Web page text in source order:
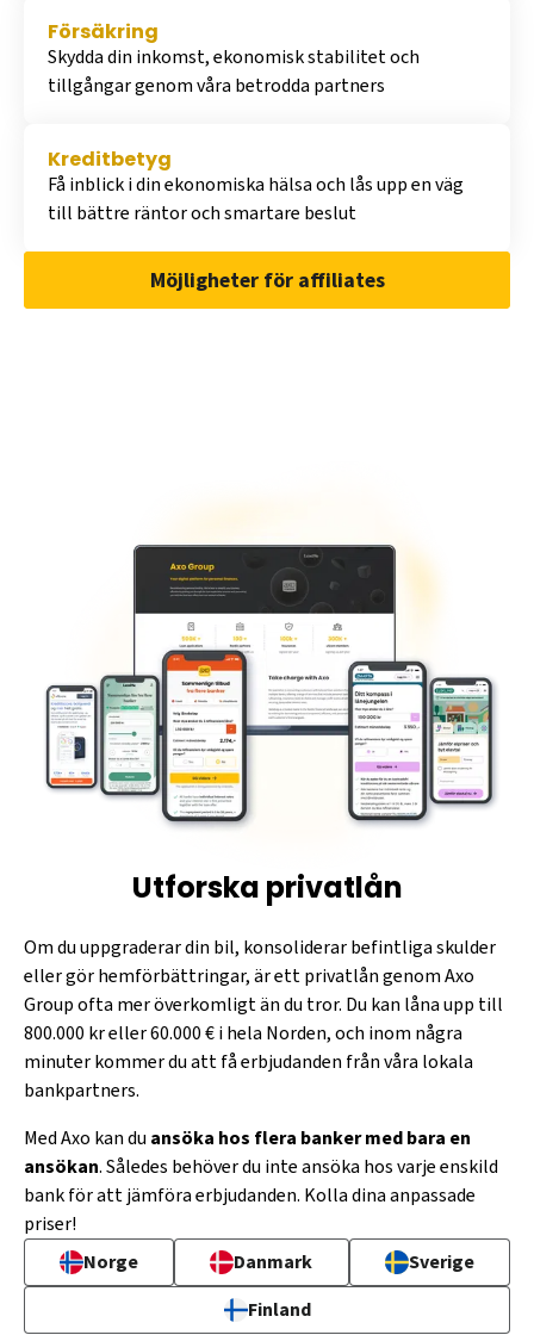
Försäkring
Skydda din inkomst, ekonomisk stabilitet och
tillgångar genom våra betrodda partners
Kreditbetyg
Få inblick i din ekonomiska hälsa och lås upp en väg
till bättre räntor och smartare beslut
Möjligheter för affiliates
Utforska privatlån
Om du uppgraderar din bil, konsoliderar befintliga skulder
eller gör hemförbättringar, är ett privatlån genom Axo
Group ofta mer överkomligt än du tror. Du kan låna upp till
800.000 kr eller 60.000 € i hela Norden, och inom några
minuter kommer du att få erbjudanden från våra lokala
bankpartners.
Med Axo kan du ansöka hos flera banker med bara en
ansökan. Således behöver du inte ansöka hos varje enskild
bank för att jämföra erbjudanden. Kolla dina anpassade
priser!
Norge
Danmark
Sverige
Finland